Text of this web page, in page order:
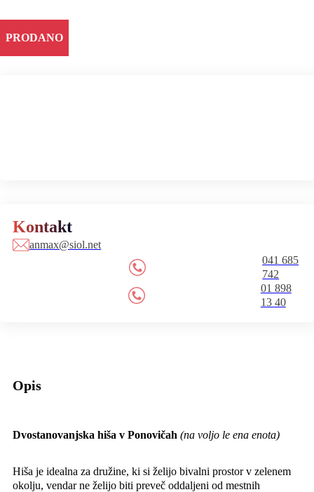
PRODANO
Kontakt
anmax@siol.net
041 685
742
01 898
13 40
Opis
Dvostanovanjska hiša v Ponovičah (na voljo le ena enota)
Hiša je idealna za družine, ki si želijo bivalni prostor v zelenem
okolju, vendar ne želijo biti preveč oddaljeni od mestnih